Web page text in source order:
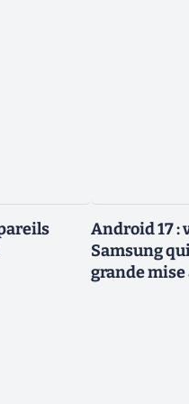
Android 17 :
Samsung
grande mise